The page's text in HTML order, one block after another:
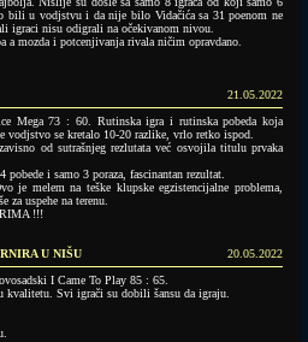
bili u vodjstvu i da nije bilo Vidačića sa 31 poenom ne
igraci nisu odigrali na očekivanom nivou.
a mozda i potcenjivanja rivala ničim opravdano.
21.05.2022
Mega 73 : 60. Rutinska igra i rutinska pobeda koja
vodjstvo se kretalo 10-20 razlike, vrlo retko ispod.
od sutrašnjeg rezlutata već osvojila titulu prvaka
pobede i samo 3 poraza, fascinantan rezultat.
je melem na teške klupske egzistencijalne problema,
za uspehe na terenu.
!!!
U NIŠU
20.05.2022
I Came To Play 85 : 65.
kvalitetu. Svi igrači su dobili šansu da igraju.